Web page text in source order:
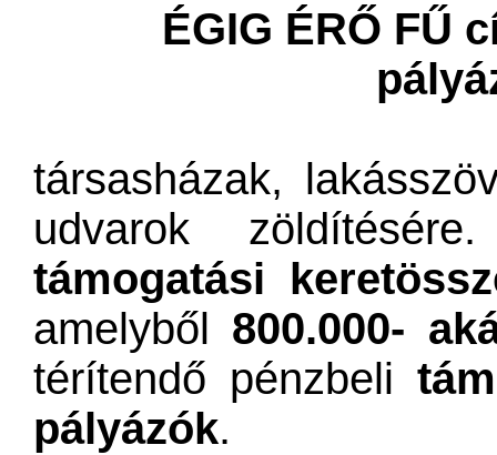
ÉGIG ÉRŐ FŰ
társasházak,
udvarok
támogatási
amelyből 800.000-
térítendő pénzbeli
pályázók.